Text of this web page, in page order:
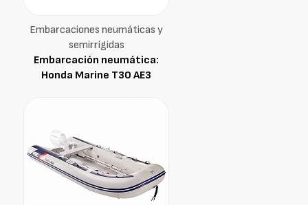
Embarcaciones neumáticas y
semirrígidas
Embarcación neumática:
Honda Marine T30 AE3